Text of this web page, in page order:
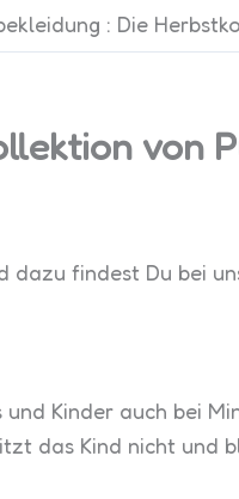
: Die
von
dazu findest Du bei
Kinder auch bei
das Kind nicht und